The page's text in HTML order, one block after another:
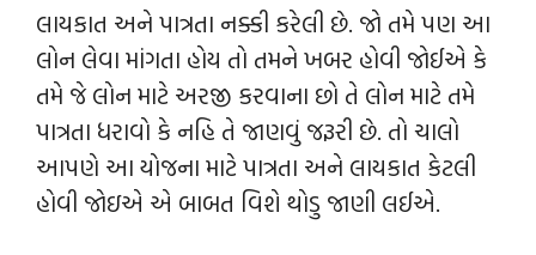
લાયકાત અને પાત્રતા નક્કી કરેલી છે. જો તમે પણ આ
લોન લેવા માંગતા હોય તો તમને ખબર હોવી જોઈએ કે
તમે જે લોન માટે અરજી કરવાના છો તે લોન માટે તમે
પાત્રતા ધરાવો કે નહિ તે જાણવું જરૂરી છે. તો ચાલો
આપણે આ યોજના માટે પાત્રતા અને લાયકાત કેટલી
હોવી જોઇએ એ બાબત વિશે થોડુ જાણી લઈએ.